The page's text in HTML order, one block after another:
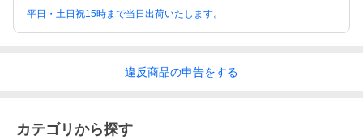
平日・土日祝15時まで当日出荷いたします。
違反商品の申告をする
カテゴリから探す